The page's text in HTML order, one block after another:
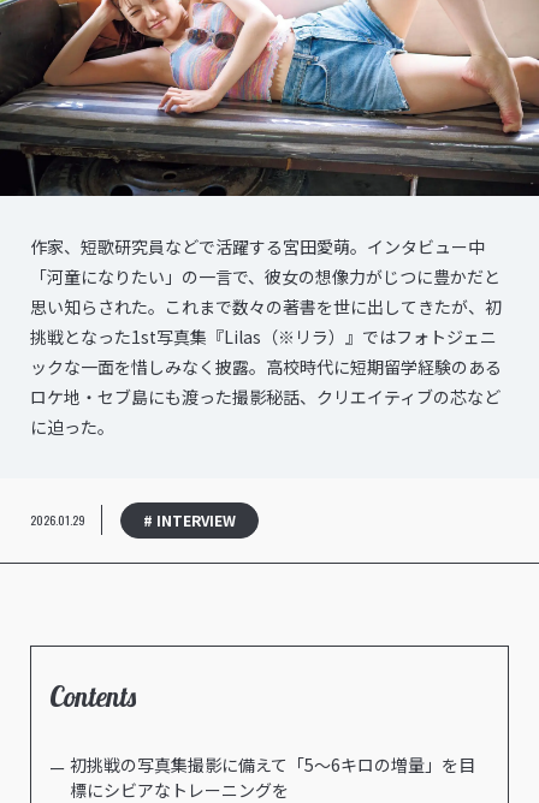
作家、短歌研究員などで活躍する宮田愛萌。インタビュー中
「河童になりたい」の一言で、彼女の想像力がじつに豊かだと
思い知らされた。これまで数々の著書を世に出してきたが、初
挑戦となった1st写真集『Lilas（※リラ）』ではフォトジェニ
ックな一面を惜しみなく披露。高校時代に短期留学経験のある
ロケ地・セブ島にも渡った撮影秘話、クリエイティブの芯など
に迫った。
2026.01.29 # INTERVIEW
Contents
初挑戦の写真集撮影に備えて「5〜6キロの増量」を目
標にシビアなトレーニングを